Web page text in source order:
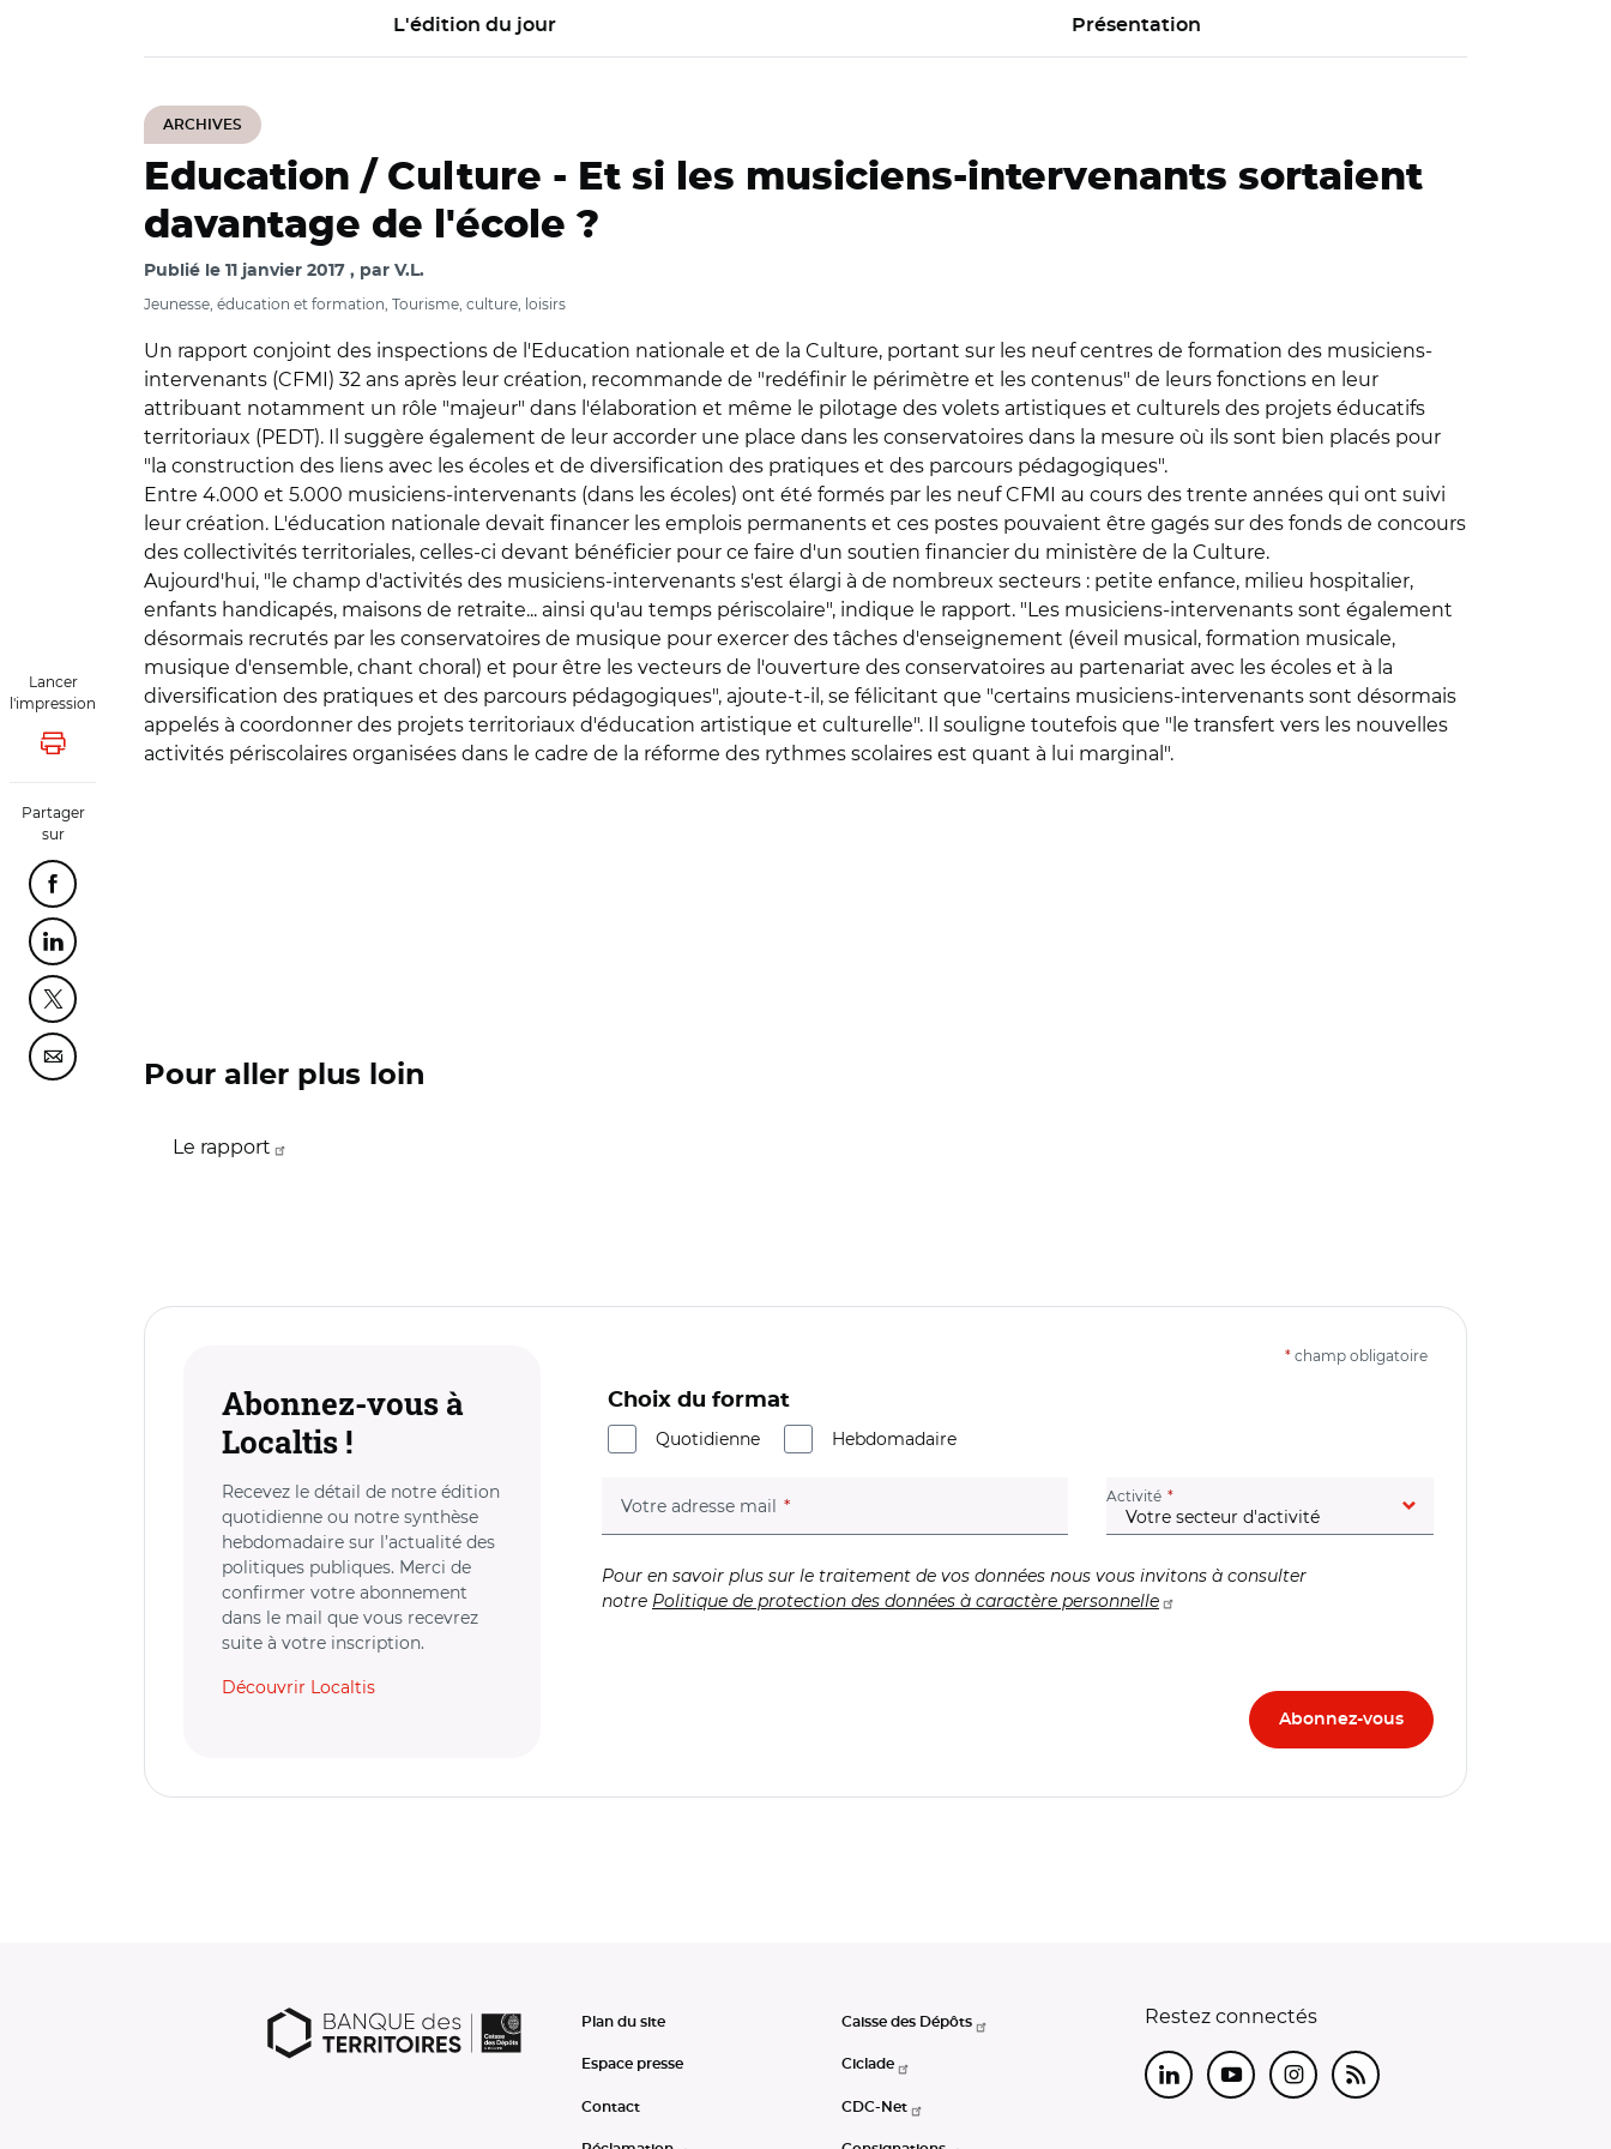
L'édition du jour Présentation
ARCHIVES
Lancer
l'impression
Lancer l'impression
Partager
sur
Partager cette page sur Facebook
Partager cette page sur Linkedin
Partager cette page sur Twitter
Partager cette page sur Courriel
Education / Culture - Et si les musiciens-intervenants sortaient
davantage de l'école ?
Publié le 11 janvier 2017 par V.L.
Jeunesse, éducation et formation, Tourisme, culture, loisirs
Un rapport conjoint des inspections de l'Education nationale et de la Culture, portant sur les neuf centres de formation des musiciens-
intervenants (CFMI) 32 ans après leur création, recommande de "redéfinir le périmètre et les contenus" de leurs fonctions en leur
attribuant notamment un rôle "majeur" dans l'élaboration et même le pilotage des volets artistiques et culturels des projets éducatifs
territoriaux (PEDT). Il suggère également de leur accorder une place dans les conservatoires dans la mesure où ils sont bien placés pour
"la construction des liens avec les écoles et de diversification des pratiques et des parcours pédagogiques".
Entre 4.000 et 5.000 musiciens-intervenants (dans les écoles) ont été formés par les neuf CFMI au cours des trente années qui ont suivi
leur création. L'éducation nationale devait financer les emplois permanents et ces postes pouvaient être gagés sur des fonds de concours
des collectivités territoriales, celles-ci devant bénéficier pour ce faire d'un soutien financier du ministère de la Culture.
Aujourd'hui, "le champ d'activités des musiciens-intervenants s'est élargi à de nombreux secteurs : petite enfance, milieu hospitalier,
enfants handicapés, maisons de retraite... ainsi qu'au temps périscolaire", indique le rapport. "Les musiciens-intervenants sont également
désormais recrutés par les conservatoires de musique pour exercer des tâches d'enseignement (éveil musical, formation musicale,
musique d'ensemble, chant choral) et pour être les vecteurs de l'ouverture des conservatoires au partenariat avec les écoles et à la
diversification des pratiques et des parcours pédagogiques", ajoute-t-il, se félicitant que "certains musiciens-intervenants sont désormais
appelés à coordonner des projets territoriaux d'éducation artistique et culturelle". Il souligne toutefois que "le transfert vers les nouvelles
activités périscolaires organisées dans le cadre de la réforme des rythmes scolaires est quant à lui marginal".
Pour aller plus loin
Le rapport
Abonnez-vous à
Localtis !
Recevez le détail de notre édition
quotidienne ou notre synthèse
hebdomadaire sur l’actualité des
politiques publiques. Merci de
confirmer votre abonnement
dans le mail que vous recevrez
suite à votre inscription.
Découvrir Localtis
* champ obligatoire
Choix du format
Quotidienne
Hebdomadaire
Votre adresse mail (champ obligatoire) Activité (champ obligatoire)
Pour en savoir plus sur le traitement de vos données nous vous invitons à consulter
notre Politique de protection des données à caractère personnelle
Plan du site
Espace presse
Contact
Caisse des Dépôts
Ciclade
CDC-Net
Restez connectés
LinkedInYoutubeInstagram
RSS